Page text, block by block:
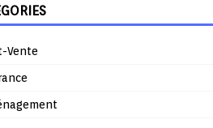
Vente